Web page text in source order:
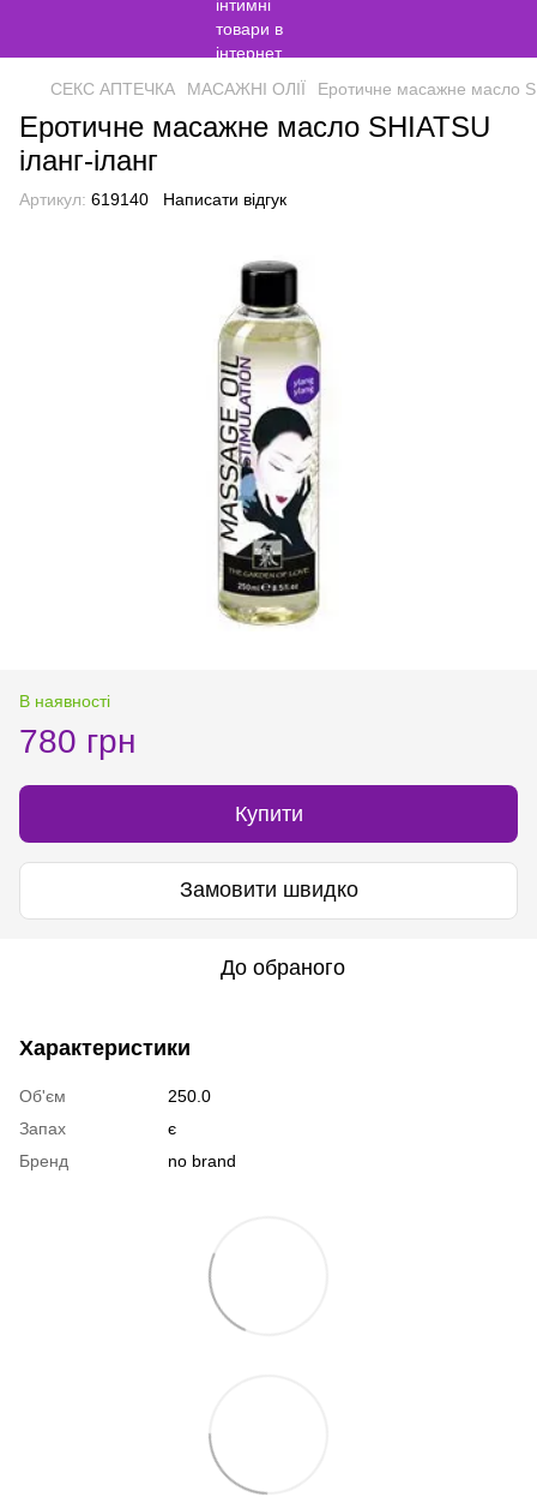
СЕКС АПТЕЧКА МАСАЖНІ ОЛІЇ Еротичне масажне масло
Еротичне масажне масло SHIATSU
іланг-іланг
Артикул: 619140 Написати відгук
В наявності
780 грн
Купити
Замовити швидко
До обраного
Характеристики
Об'єм
250.0
Запах
є
Бренд
no brand